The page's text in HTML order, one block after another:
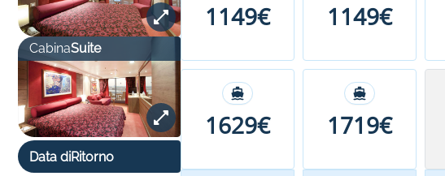
CabinaSuite
Data diRitorno
1149€ 1149€
1629€ 1719€